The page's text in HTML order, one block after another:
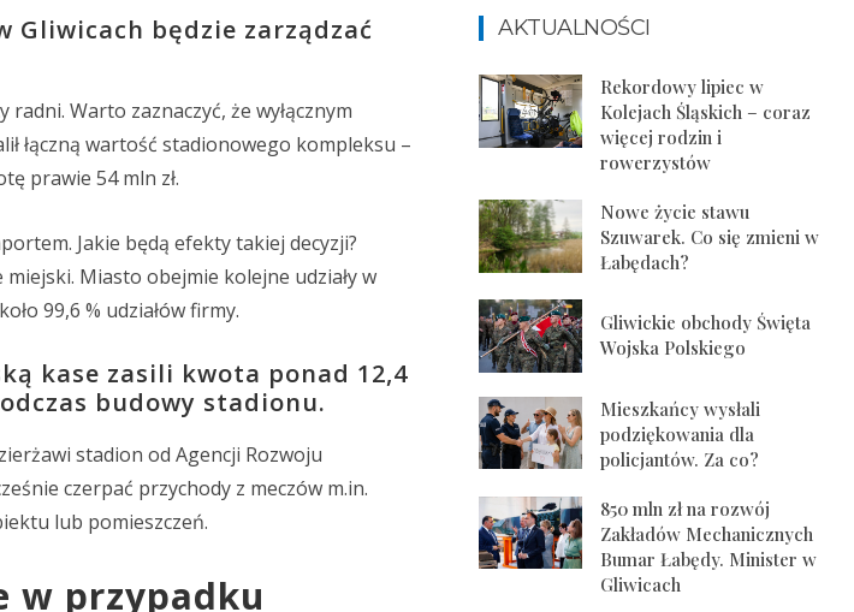
Gliwicach będzie zarządzać
Warto zaznaczyć, że wyłącznym
łączną wartość stadionowego kompleksu –
prawie 54 mln zł.
Jakie będą efekty takiej decyzji?
Miasto obejmie kolejne udziały w
99,6 % udziałów firmy.
kase zasili kwota ponad 12,4
budowy stadionu.
stadion od Agencji Rozwoju
czerpać przychody z meczów m.in.
lub pomieszczeń.
w przypadku
AKTUALNOŚCI
Rekordowy lipiec w
Kolejach Śląskich – coraz
więcej rodzin i
rowerzystów
Nowe życie stawu
Szuwarek. Co się zmieni w
Łabędach?
Gliwickie obchody Święta
Wojska Polskiego
Mieszkańcy wysłali
podziękowania dla
policjantów. Za co?
850 mln zł na rozwój
Zakładów Mechanicznych
Bumar Łabędy. Minister w
Gliwicach